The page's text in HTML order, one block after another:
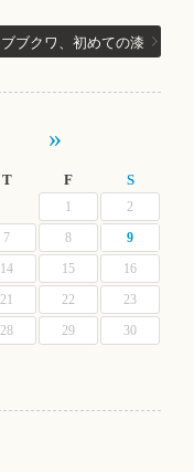
ブブクワ、初めての漆
T F S
1
2
7 8
9
14 15
16
21 22
23
28 29
30
»